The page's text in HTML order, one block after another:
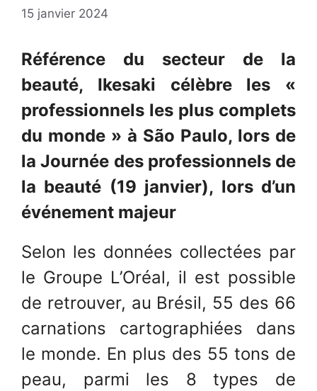
15 janvier 2024
Référence du secteur de la
beauté, Ikesaki célèbre les «
professionnels les plus complets
du monde » à São Paulo, lors de
la Journée des professionnels de
la beauté (19 janvier), lors d’un
événement majeur
Selon les données collectées par
le Groupe L’Oréal, il est possible
de retrouver, au Brésil, 55 des 66
carnations cartographiées dans
le monde. En plus des 55 tons de
peau, parmi les 8 types de